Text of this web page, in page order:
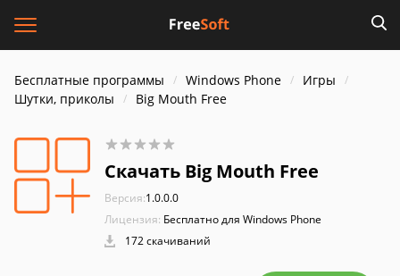
Бесплатные программы Windows Phone
Игры
Шутки, приколы
Big Mouth Free
Скачать Big Mouth Free
Версия:1.0.0.0
Лицензия: Бесплатно для Windows Phone
172 скачиваний